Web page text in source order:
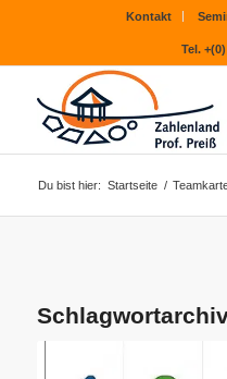
Kontakt
Tel.
Du bist hier: Startseite /